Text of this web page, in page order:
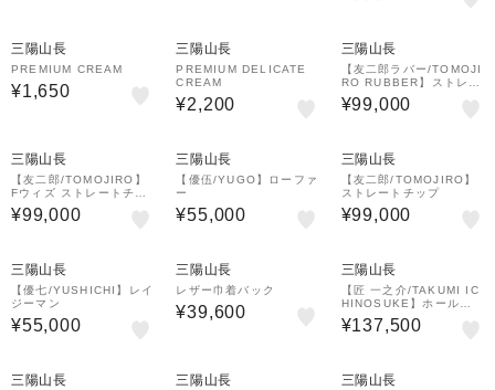
三陽山長
PREMIUM CREAM
¥1,650
三陽山長
PREMIUM DELICATE
CREAM
¥2,200
三陽山長
【友二郎ラバー/TOMOJI
RO RUBBER】ストレー
トチップ
¥99,000
三陽山長
【友二郎/TOMOJIRO】
Fウィズ ストレートチッ
プ
¥99,000
三陽山長
【優伍/YUGO】ローファ
ー
¥55,000
三陽山長
【友二郎/TOMOJIRO】
ストレートチップ
¥99,000
三陽山長
【優七/YUSHICHI】レイ
ジーマン
¥55,000
三陽山長
レザー巾着バック
¥39,600
三陽山長
【匠 一之介/TAKUMI IC
HINOSUKE】ホールカ
ット
¥137,500
三陽山長 三陽山長 三陽山長